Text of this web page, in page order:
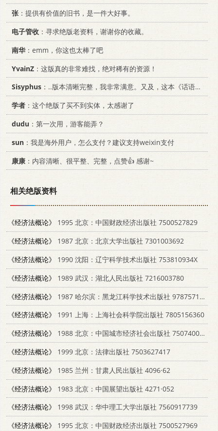
张：提供有价值的旧书，是一件大好事。
电子管收 ：寻求绝版老资料，谢谢你的收藏。
南华：emm，你这也太棒了吧
YvainZ ：这版真的非常难找，绝对稀有的资源！
Sisyphus ：..版本清晰完整，我非常满意。又及，这本《话语的真相》...
学者 ：这个绝版了买不到实体，太感谢了
dudu ：第一次用，游客能弄？
sun ：我是海外用户，怎么支付？建议支持weixin支付
康康 ：内容清晰、很平整、完整，点赞👍 感谢~
相关绝版资料
《经济法概论》
1995 北京：中国财政经济出版社 7500527829
《经济法概论》
1987 北京：北京大学出版社 7301003692
《经济法概论》
1990 沈阳：辽宁科学技术出版社 753810934X
《经济法概论》
1989 武汉：湖北人民出版社 7216003780
《经济法概论》
1987 哈尔滨：黑龙江科学技术出版社 9787571905866
《经济法概论》
1991 上海：上海社会科学院出版社 7805156360
《经济法概论》
1988 北京：中国城市经济社会出版社 750740031X
《经济法概论》
1999 北京：法律出版社 7503627417
《经济法概论》
1985 兰州：甘肃人民出版社 4096·62
《经济法概论》
1983 北京：中国展望出版社 4271·052
《经济法概论》
1998 武汉：华中理工大学出版社 7560917739
《经济法概论》
1995 北京：中国财政经济出版社 7500527969